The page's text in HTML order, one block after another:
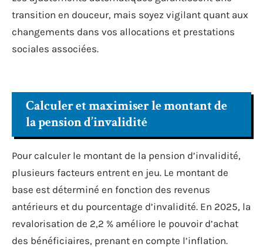
transition en douceur, mais soyez vigilant quant aux
changements dans vos allocations et prestations
sociales associées.
Calculer et maximiser le montant de
la pension d’invalidité
Pour calculer le montant de la pension d’invalidité,
plusieurs facteurs entrent en jeu. Le montant de
base est déterminé en fonction des revenus
antérieurs et du pourcentage d’invalidité. En 2025, la
revalorisation de 2,2 % améliore le pouvoir d’achat
des bénéficiaires, prenant en compte l’inflation.